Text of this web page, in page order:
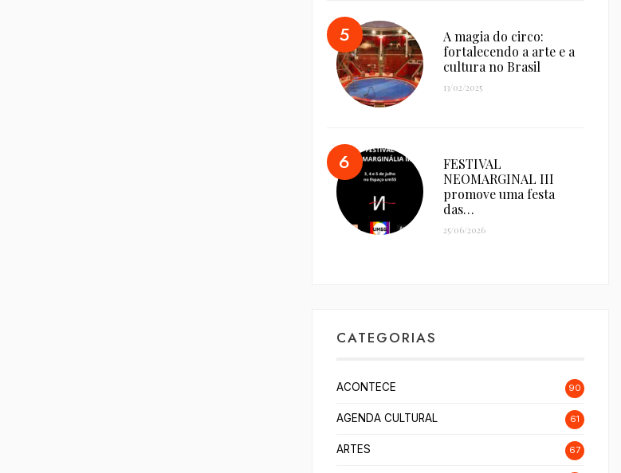
A magia do circo:
fortalecendo a arte e a
cultura no Brasil
13/02/2025
FESTIVAL
NEOMARGINAL III
promove uma festa
das…
25/06/2026
CATEGORIAS
ACONTECE 90
AGENDA CULTURAL 61
ARTES 67